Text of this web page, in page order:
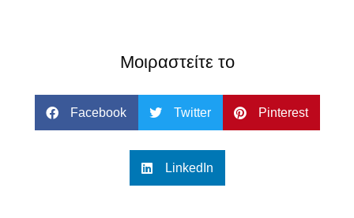
Μοιραστείτε το
Facebook Twitter Pinterest
LinkedIn